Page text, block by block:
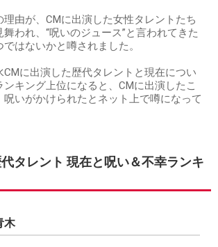
理由が、CMに出演した女性タレントたち
われ、“呪いのジュース”と言われてきた
はないかと噂されました。
CMに出演した歴代タレントと現在につい
キング上位になると、CMに出演したこ
呪いがかけられたとネット上で噂になって
タレント 現在と呪い＆不幸ランキ
木